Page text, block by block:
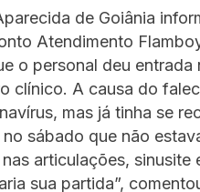
de Goiânia
Atendimento
o personal deu
clínico. A causa do
mas já tinha se
sábado que não
articulações, sinusite
sua partida”,